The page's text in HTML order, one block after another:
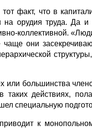
факт, что в
орудия труда. Да и
коллективной.
они
или большинства
таких действиях,
специальную
к